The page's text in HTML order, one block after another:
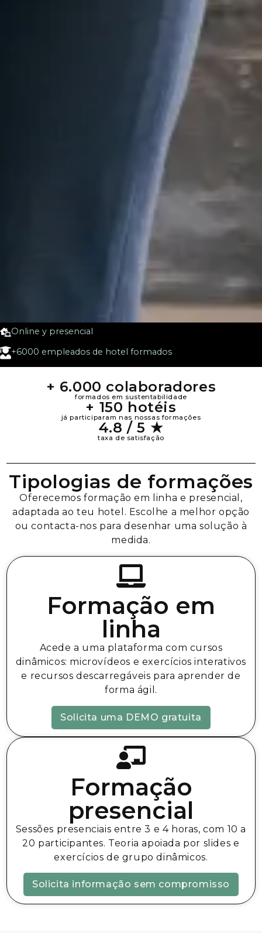
Online y presencial
+6000 empleados de hotel formados
+ 6.000 colaboradores
formados em sustentabilidade
+ 150 hotéis
já participaram nas nossas formações
4.8 / 5 ★
taxa de satisfação
Tipologias de formações
Oferecemos formação em linha e presencial,
adaptada ao teu hotel. Escolhe a melhor opção
ou contacta-nos para desenhar uma solução à
medida.
Formação em
linha
Acede a uma plataforma com cursos
dinâmicos: microvídeos e exercícios interativos
e recursos descarregáveis para aprender de
forma ágil.
Solicita uma DEMO gratuita
Formação
presencial
Sessões presenciais entre 3 e 4 horas, com 10 a
20 participantes. Teoria apoiada por slides e
exercícios de grupo dinâmicos.
Solicita informação sem compromisso